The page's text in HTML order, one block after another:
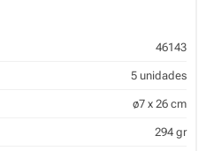
46143
5 unidades
ø7 x 26 cm
294 gr